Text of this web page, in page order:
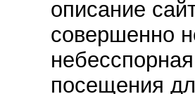
описание
совершенно
посещения